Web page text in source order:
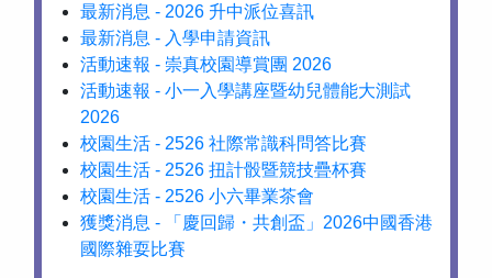
最新消息 - 2026 升中派位喜訊
最新消息 - 入學申請資訊
活動速報 - 崇真校園導賞團 2026
活動速報 - 小一入學講座暨幼兒體能大測試
2026
校園生活 - 2526 社際常識科問答比賽
校園生活 - 2526 扭計骰暨競技疊杯賽
校園生活 - 2526 小六畢業茶會
獲獎消息 - 「慶回歸・共創盃」2026中國香港
國際雜耍比賽